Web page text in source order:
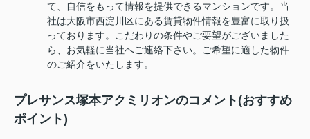
て、自信をもって情報を提供できるマンションです。当
社は大阪市西淀川区にある賃貸物件情報を豊富に取り扱
っております。こだわりの条件やご要望がございました
ら、お気軽に当社へご連絡下さい。ご希望に適した物件
のご紹介をいたします。
プレサンス塚本アクミリオンのコメント(おすすめ
ポイント)